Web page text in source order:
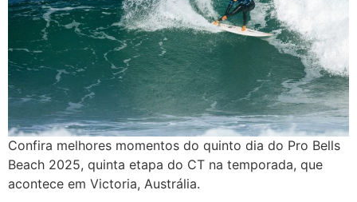
Confira melhores momentos do quinto dia do Pro Bells
Beach 2025, quinta etapa do CT na temporada, que
acontece em Victoria, Austrália.